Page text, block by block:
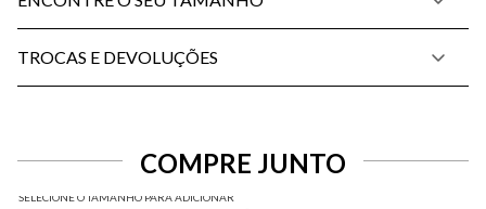
TROCAS E DEVOLUÇÕES
COMPRE JUNTO
SELECIONE O TAMANHO PARA ADICIONAR